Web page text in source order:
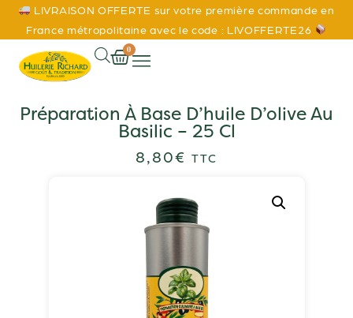
LIVRAISON OFFERTE sur votre première commande en
France métropolitaine avec le code : LIVOFFERTE26
0
Préparation À Base D’huile D’olive Au
Basilic – 25 Cl
8,80€ TTC